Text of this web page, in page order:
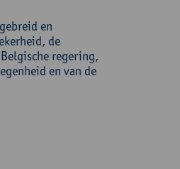
en
de
regering,
en van de